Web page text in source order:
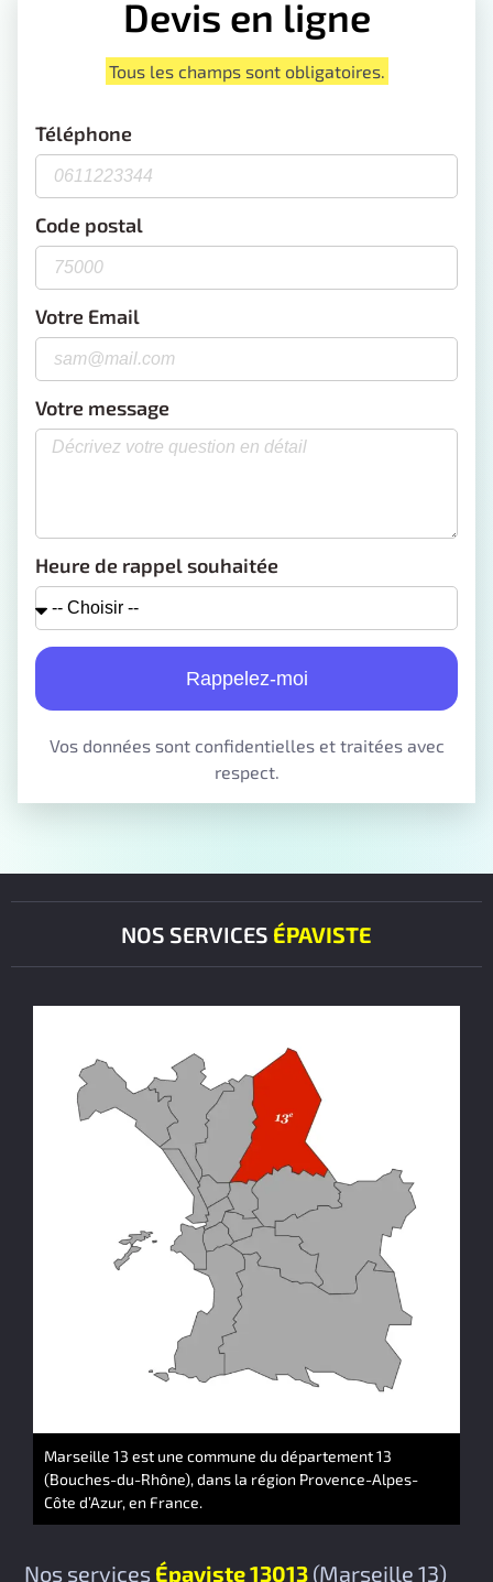
Devis en ligne
Tous les champs sont obligatoires.
Téléphone
Code postal
Votre Email
Votre message
Heure de rappel souhaitée
Rappelez-moi
Vos données sont confidentielles et traitées avec
respect.
NOS SERVICES ÉPAVISTE
Nos services Épaviste 13013 (Marseille 13)
Marseille 13 est une commune du département 13
(Bouches-du-Rhône), dans la région Provence-Alpes-
Côte d’Azur, en France.